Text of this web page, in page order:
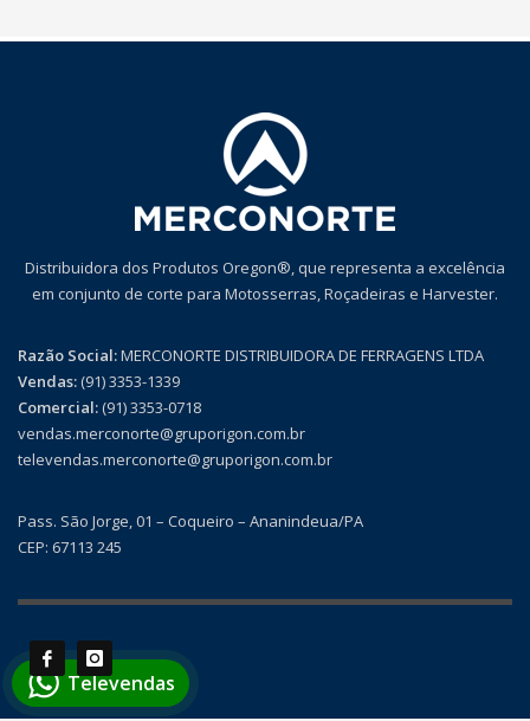
Distribuidora dos Produtos Oregon®, que representa a excelência
em conjunto de corte para Motosserras, Roçadeiras e Harvester.
Televendas
Razão Social:MERCONORTE DISTRIBUIDORA DE FERRAGENS LTDA
Vendas:(91) 3353-1339
Comercial:(91) 3353-0718
vendas.merconorte@gruporigon.com.br
televendas.merconorte@gruporigon.com.br
Pass. São Jorge, 01 – Coqueiro – Ananindeua/PA
CEP: 67113 245